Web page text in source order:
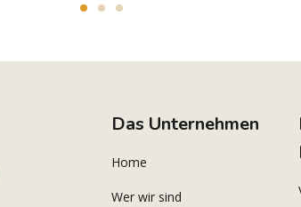
Das Unternehmen
Home
Wer wir sind